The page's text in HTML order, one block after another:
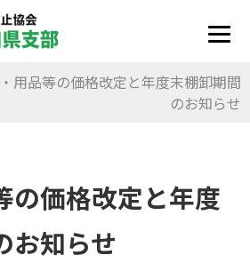
用品等の価格改定と年度末棚卸期間
のお知らせ
の価格改定と年度
お知らせ